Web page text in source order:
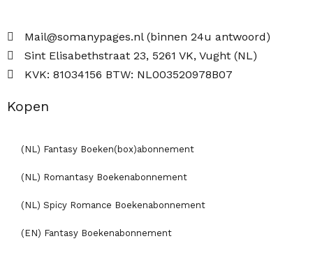
Mail@somanypages.nl (binnen 24u antwoord)
Sint Elisabethstraat 23, 5261 VK, Vught (NL)
KVK: 81034156 BTW: NL003520978B07
Kopen
(NL) Fantasy Boeken(box)abonnement
(NL) Romantasy Boekenabonnement
(NL) Spicy Romance Boekenabonnement
(EN) Fantasy Boekenabonnement